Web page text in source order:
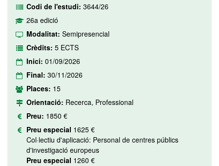
Codi de l'estudi: 3644/26
26a edició
Modalitat: Semipresencial
Crèdits: 5 ECTS
Inici: 01/09/2026
Final: 30/11/2026
Places: 15
Orientació: Recerca, Professional
Preu: 1850 €
Preu especial 1625 €
Col·lectiu d'aplicació: Personal de centres públics
d'investigació europeus
Preu especial 1260 €